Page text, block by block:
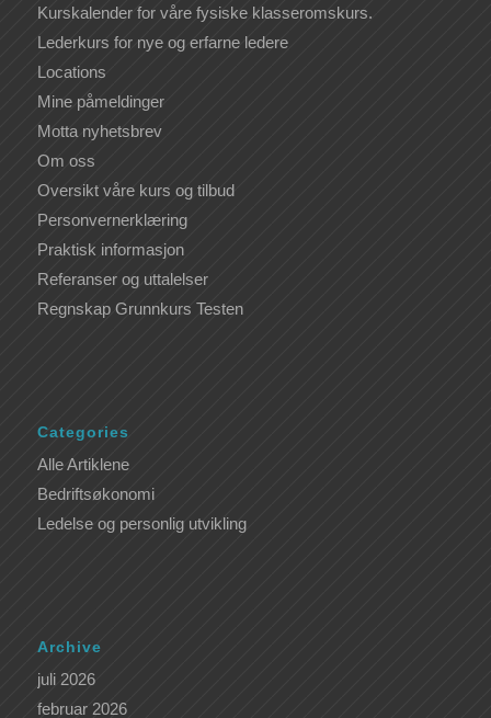
Kurskalender for våre fysiske klasseromskurs.
Lederkurs for nye og erfarne ledere
Locations
Mine påmeldinger
Motta nyhetsbrev
Om oss
Oversikt våre kurs og tilbud
Personvernerklæring
Praktisk informasjon
Referanser og uttalelser
Regnskap Grunnkurs Testen
Categories
Alle Artiklene
Bedriftsøkonomi
Ledelse og personlig utvikling
Archive
juli 2026
februar 2026